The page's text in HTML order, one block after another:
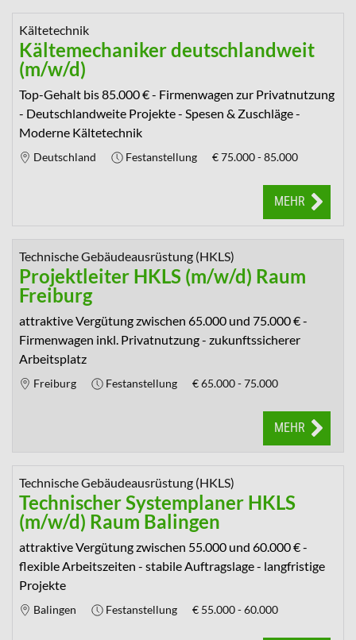
Kältetechnik
Kältemechaniker deutschlandweit
(m/w/d)
Top-Gehalt bis 85.000 € - Firmenwagen zur Privatnutzung
- Deutschlandweite Projekte - Spesen & Zuschläge -
Moderne Kältetechnik
Deutschland Festanstellung €75.000 - 85.000
MEHR
Technische Gebäudeausrüstung (HKLS)
Projektleiter HKLS (m/w/d) Raum
Freiburg
attraktive Vergütung zwischen 65.000 und 75.000 € -
Firmenwagen inkl. Privatnutzung - zukunftssicherer
Arbeitsplatz
Freiburg Festanstellung €65.000 - 75.000
MEHR
Technische Gebäudeausrüstung (HKLS)
Technischer Systemplaner HKLS
(m/w/d) Raum Balingen
attraktive Vergütung zwischen 55.000 und 60.000 € -
flexible Arbeitszeiten - stabile Auftragslage - langfristige
Projekte
Balingen Festanstellung € 55.000 - 60.000